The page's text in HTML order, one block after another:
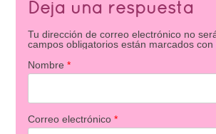
Deja una respuesta
Tu dirección de correo electrónico no
campos obligatorios están marcados con
Nombre *
Correo electrónico *